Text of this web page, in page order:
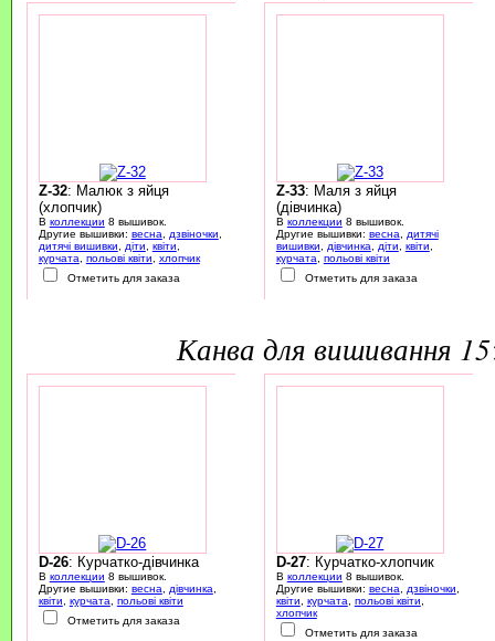
Z-32: Малюк з яйця
(хлопчик)
В коллекции 8 вышивок.
Другие вышивки: весна, дзвіночки,
дитячі вишивки, діти, квіти,
курчата, польові квіти, хлопчик
Отметить для заказа
Z-33: Маля з яйця
(дівчинка)
В коллекции 8 вышивок.
Другие вышивки: весна, дитячі
вишивки, дівчинка, діти, квіти,
курчата, польові квіти
Отметить для заказа
канва для вишивання
D-26: Курчатко-дівчинка
В коллекции 8 вышивок.
Другие вышивки: весна дівчинка
квіти
курчата
польові квіти
Отметить для заказа
D-27: Курчатко-хлопчик
В коллекции 8 вышивок.
Другие вышивки: весна дзвіночки
квіти
курчата польові квіти
хлопчик
Отметить для заказа